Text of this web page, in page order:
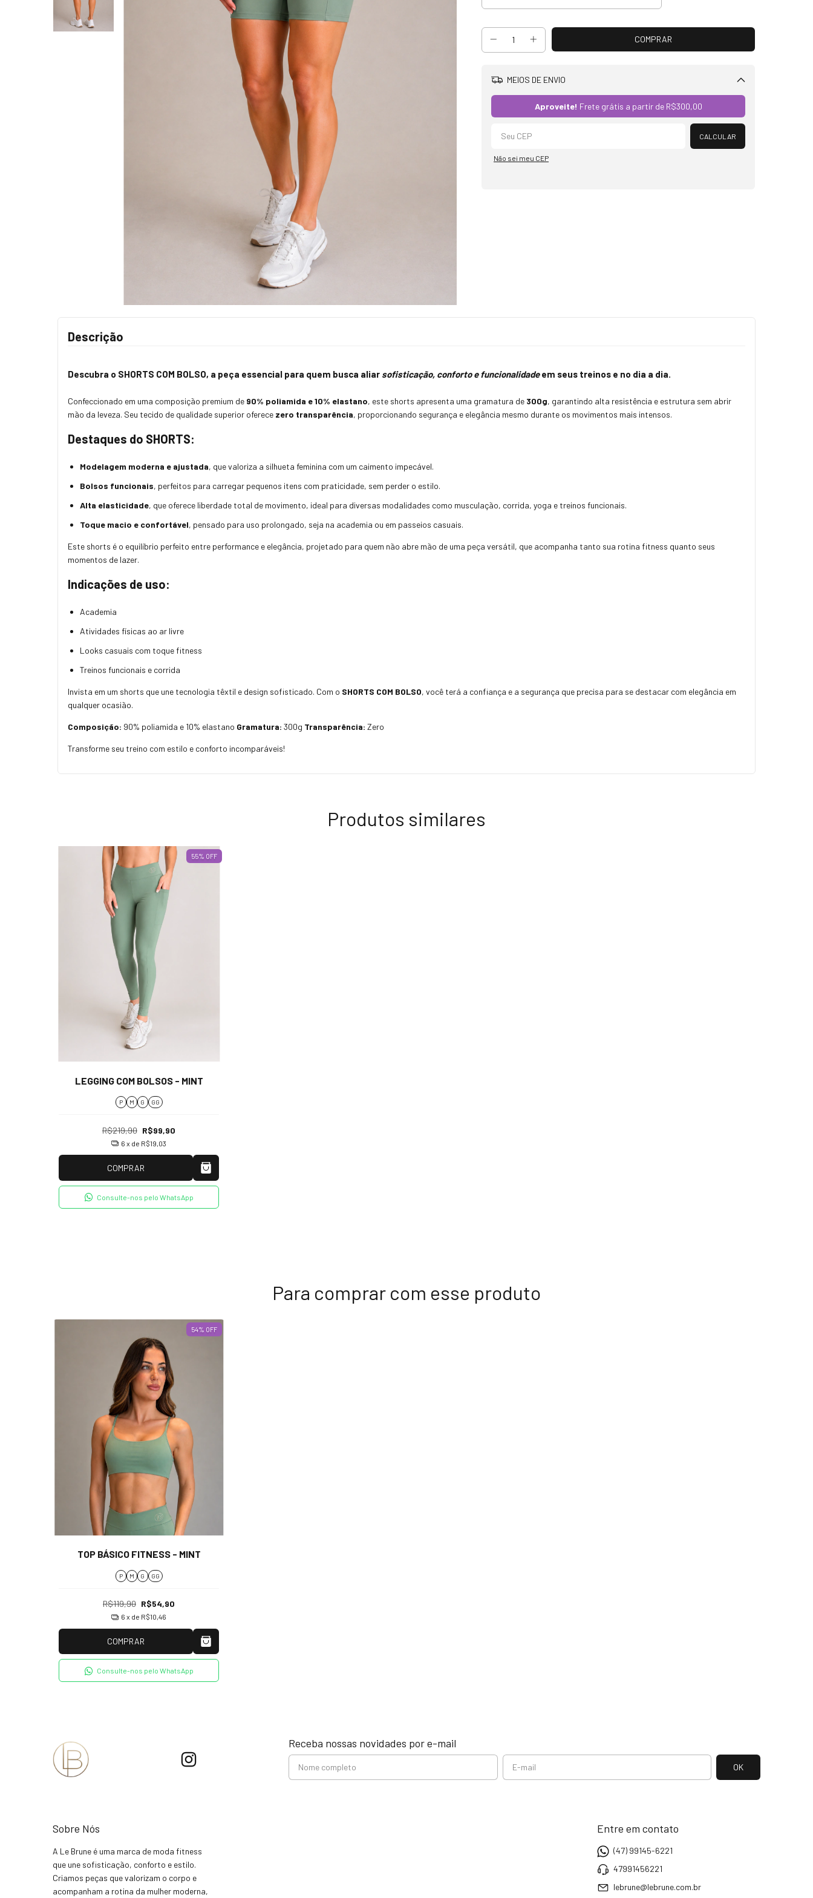
MEIOS DE ENVIO
Aproveite! Frete grátis a partir de R$300,00
CALCULAR
Não sei meu CEP
Descrição
Descubra o SHORTS COM BOLSO, a peça essencial para quem busca aliar sofisticação, conforto e funcionalidadeem seus treinos e no dia a dia.
Confeccionado em uma composição premium de 90% poliamida e 10% elastano, este shorts apresenta uma gramatura de 300g, garantindo alta resistência e estrutura sem abrir
mão da leveza. Seu tecido de qualidade superior oferece zero transparência, proporcionando segurança e elegância mesmo durante os movimentos mais intensos.
Destaques do SHORTS:
Modelagem moderna e ajustada, que valoriza a silhueta feminina com um caimento impecável.
Bolsos funcionais, perfeitos para carregar pequenos itens com praticidade, sem perder o estilo.
Alta elasticidade, que oferece liberdade total de movimento, ideal para diversas modalidades como musculação, corrida, yoga e treinos funcionais.
Toque macio e confortável, pensado para uso prolongado, seja na academia ou em passeios casuais.
Este shorts é o equilíbrio perfeito entre performance e elegância, projetado para quem não abre mão de uma peça versátil, que acompanha tanto sua rotina fitness quanto seus
momentos de lazer.
Indicações de uso:
Academia
Atividades físicas ao ar livre
Looks casuais com toque fitness
Treinos funcionais e corrida
Invista em um shorts que une tecnologia têxtil e design sofisticado. Com o SHORTS COM BOLSO, você terá a confiança e a segurança que precisa para se destacar com elegância em
qualquer ocasião.
Composição: 90% poliamida e 10% elastano Gramatura: 300g Transparência: Zero
Transforme seu treino com estilo e conforto incomparáveis!
Produtos similares
55% OFF
LEGGING COM BOLSOS - MINT
P M G GG
R$219,90 R$99,90
6 x de R$19,03
COMPRAR
Consulte-nos pelo WhatsApp
Para comprar com esse produto
54% OFF
TOP BÁSICO FITNESS - MINT
P M G GG
R$119,90 R$54,90
6 x de R$10,46
COMPRAR
Consulte-nos pelo WhatsApp
Receba nossas novidades por e-mail
Sobre Nós
A Le Brune é uma marca de moda fitness
que une sofisticação, conforto e estilo.
Criamos peças que valorizam o corpo e
acompanham a rotina da mulher moderna,
Entre em contato
(47) 99145-6221
47991456221
lebrune@lebrune.com.br